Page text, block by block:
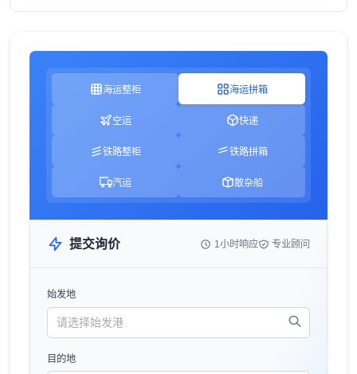
海运整柜 海运拼箱
空运 快递
铁路整柜 铁路拼箱
汽运 散杂船
提交询价 1小时响应 专业顾问
始发地
目的地